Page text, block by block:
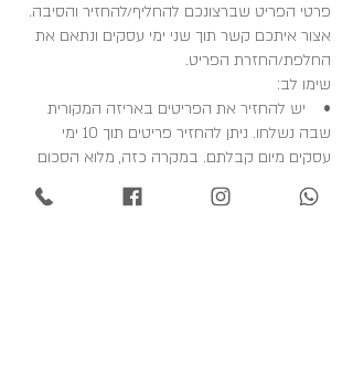
פרטי הפריט שברצונכם להחליף/להחזיר והסיבה.
אצור איתכם קשר תוך שני ימי עסקים ונתאם את
החלפת/החזרת הפריט.
שימו לב:​
• יש להחזיר את הפריטים באריזה המקורית
שבה נשלחו. ניתן להחזיר פריטים תוך 10 ימי
עסקים מיום קבלתם. במקרה כזה, מלוא הסכום
הרכישה יוחזר לכם. השירות מוגבל להחזרה
עוקבת אחת. בקשות רציפות נוספות להחזר כספי